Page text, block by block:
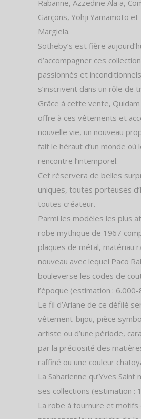
Rabanne, Azzedine Alaïa,
Garçons, Yohji Yamamoto et
Margiela.
Sotheby’s est fière
d’accompagner ces
passionnés et
s’inscrivent dans un rôle de
Grâce à cette vente,
offre à ces vêtements et
nouvelle vie, un nouveau
fait le héraut d’un monde
rencontre l’intemporel.
Cet réservera de belles
uniques, toutes porteuses
toutes créateur.
Parmi les modèles les plus
robe mythique de 1967
plaques de métal, matériau
nouveau avec lequel Paco
bouleverse les codes de
l’époque (estimation : 6.000-
Le fil d’Ariane de ce défilé
vêtement-bijou, pièce
artiste ou d’une période,
par la préciosité des
raffiné ou une couleur
La Saharienne qu’Yves
ses collections (estimation :
La robe à tournure et motifs